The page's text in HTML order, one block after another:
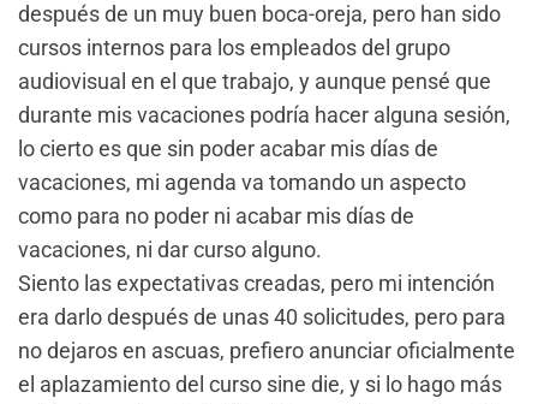
después de un muy buen boca-oreja, pero han sido
cursos internos para los empleados del grupo
audiovisual en el que trabajo, y aunque pensé que
durante mis vacaciones podría hacer alguna sesión,
lo cierto es que sin poder acabar mis días de
vacaciones, mi agenda va tomando un aspecto
como para no poder ni acabar mis días de
vacaciones, ni dar curso alguno.
Siento las expectativas creadas, pero mi intención
era darlo después de unas 40 solicitudes, pero para
no dejaros en ascuas, prefiero anunciar oficialmente
el aplazamiento del curso sine die, y si lo hago más